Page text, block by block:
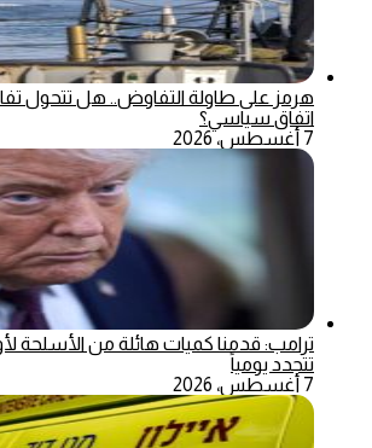
هرمز على طاولة التفاوض.. هل تتحول
اتفاق سياسي؟
7 أغسطس، 2026
ترامب: قدمنا كميات هائلة من الأسلحة
تتجدد يومياً
7 أغسطس، 2026